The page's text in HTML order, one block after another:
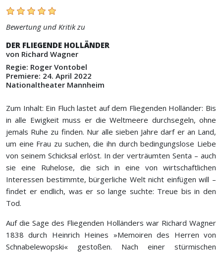
Bewertung und Kritik zu
DER FLIEGENDE HOLLÄNDER
von Richard Wagner
Regie: Roger Vontobel
Premiere: 24. April 2022
Nationaltheater Mannheim
Zum Inhalt: Ein Fluch lastet auf dem Fliegenden Holländer: Bis
in alle Ewigkeit muss er die Weltmeere durchsegeln, ohne
jemals Ruhe zu finden. Nur alle sieben Jahre darf er an Land,
um eine Frau zu suchen, die ihn durch bedingungslose Liebe
von seinem Schicksal erlöst. In der verträumten Senta – auch
sie eine Ruhelose, die sich in eine von wirtschaftlichen
Interessen bestimmte, bürgerliche Welt nicht einfügen will –
findet er endlich, was er so lange suchte: Treue bis in den
Tod.
Auf die Sage des Fliegenden Holländers war Richard Wagner
1838 durch Heinrich Heines »Memoiren des Herren von
Schnabelewopski« gestoßen. Nach einer stürmischen